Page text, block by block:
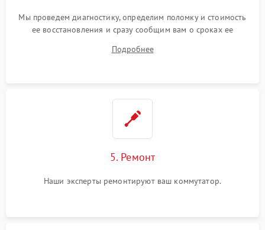
Мы проведем диагностику, определим поломку и стоимость
ее восстановления и сразу сообщим вам о сроках ее
Подробнее
5. Ремонт
Наши эксперты ремонтируют ваш коммутатор.